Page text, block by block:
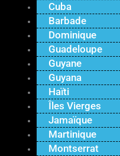
Cuba
Barbade
Dominique
Guadeloupe
Guyane
Guyana
Haïti
Îles Vierges
Jamaïque
Martinique
Montserrat